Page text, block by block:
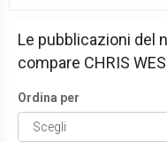
Le pubblicazioni del
compare CHRIS
Ordina per